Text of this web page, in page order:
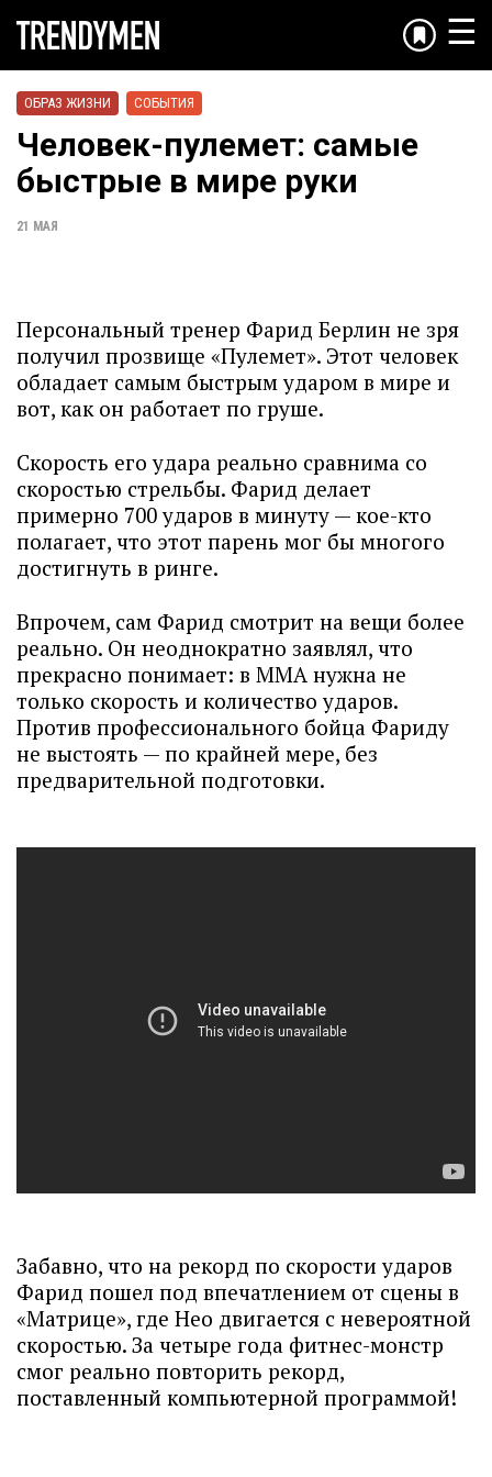
☰
ОБРАЗ ЖИЗНИ СОБЫТИЯ
Человек-пулемет: самые
быстрые в мире руки
21 МАЯ
Персональный тренер Фарид Берлин не зря
получил прозвище «Пулемет». Этот человек
обладает самым быстрым ударом в мире и
вот, как он работает по груше.
Скорость его удара реально сравнима со
скоростью стрельбы. Фарид делает
примерно 700 ударов в минуту — кое-кто
полагает, что этот парень мог бы многого
достигнуть в ринге.
Впрочем, сам Фарид смотрит на вещи более
реально. Он неоднократно заявлял, что
прекрасно понимает: в ММА нужна не
только скорость и количество ударов.
Против профессионального бойца Фариду
не выстоять — по крайней мере, без
предварительной подготовки.
Забавно, что на рекорд по скорости ударов
Фарид пошел под впечатлением от сцены в
«Матрице», где Нео двигается с невероятной
скоростью. За четыре года фитнес-монстр
смог реально повторить рекорд,
поставленный компьютерной программой!